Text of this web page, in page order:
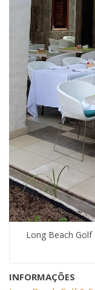
Long Beach
INFORMAÇÕES